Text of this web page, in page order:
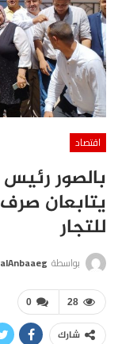
اقتصاد
بالصور رئيس
يتابعان صرف
للتجار
بواسطة
0 28
شارك